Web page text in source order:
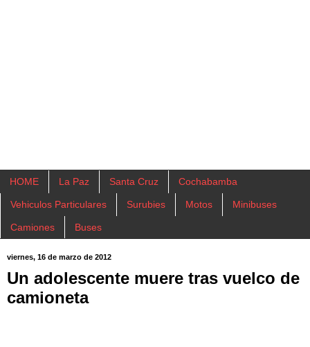
HOME La Paz Santa Cruz Cochabamba
Vehiculos Particulares Surubies Motos Minibuses
Camiones Buses
viernes, 16 de marzo de 2012
Un adolescente muere tras vuelco de
camioneta